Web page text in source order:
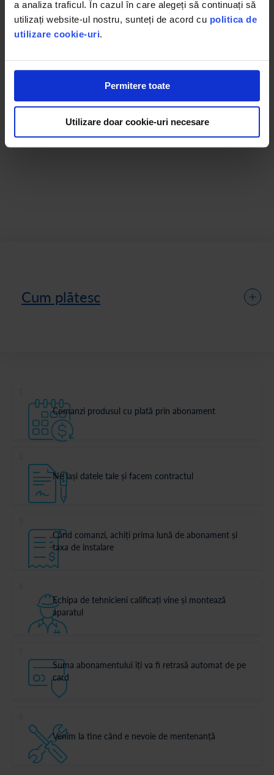
a analiza traficul. În cazul în care alegeți să continuați să
utilizați website-ul nostru, sunteți de acord cu politica de
utilizare cookie-uri.
Permitere toate
Utilizare doar cookie-uri necesare
Cum plătesc
Comanzi produsul cu plată prin abonament
Ne lași datele tale și facem contractul
Când comanzi, achiți prima lună de abonament și
taxa de instalare
Echipa de tehnicieni calificați vine și montează
aparatul
Suma abonamentului îți va fi retrasă automat de pe
card
Venim la tine când e nevoie de mentenanță